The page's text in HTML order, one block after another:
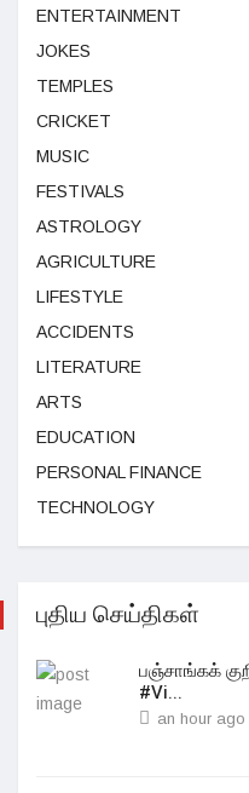
ENTERTAINMENT
JOKES
TEMPLES
CRICKET
MUSIC
FESTIVALS
ASTROLOGY
AGRICULTURE
LIFESTYLE
ACCIDENTS
LITERATURE
ARTS
EDUCATION
PERSONAL FINANCE
TECHNOLOGY
புதிய செய்திகள்
பஞ்சாங்கக்
#Vi...
an hour ago